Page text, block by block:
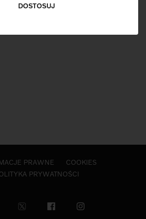
DOSTOSUJ
PRAWNE
COOKIES
PRYWATNOŚCI